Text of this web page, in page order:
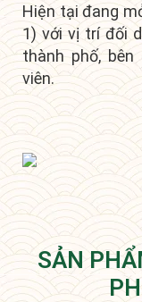
Hiện tại đang
1) với vị trí đối
thành phố,
viên.
SẢN